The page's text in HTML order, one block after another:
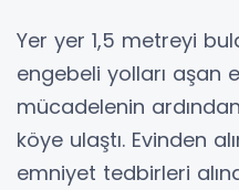
Yer yer 1,5 metreyi
engebeli yolları aşan
mücadelenin
köye ulaştı. Evinden
emniyet tedbirleri